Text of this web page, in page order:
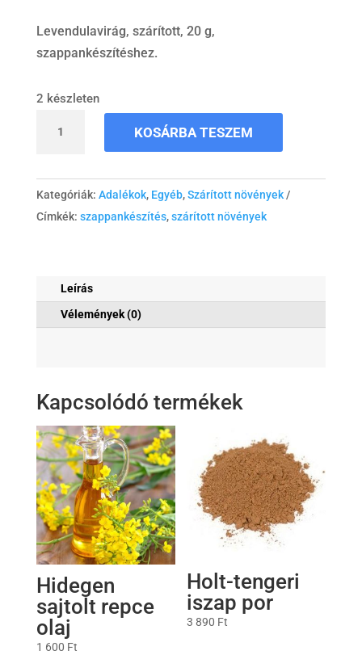
Levendulavirág, szárított, 20 g,
szappankészítéshez.
2 készleten
KOSÁRBA TESZEM
Kategóriák: Adalékok, Egyéb,Szárított növények
Címkék: szappankészítés,szárított növények
Leírás
Vélemények (0)
Kapcsolódó termékek
Hidegen
sajtolt repce
olaj
1 600 Ft
Holt-tengeri
iszap por
3 890 Ft